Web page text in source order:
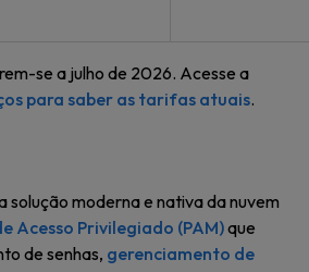
se a julho de 2026. Acesse a
para saber as tarifas atuais.
solução moderna e nativa da nuvem
Acesso Privilegiado (PAM)que
de senhas, gerenciamento de